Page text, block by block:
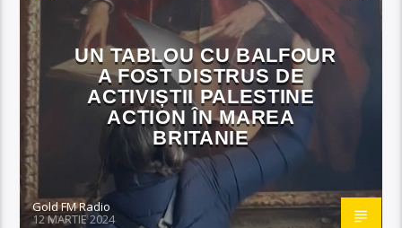
UN TABLOU CU BALFOUR
A FOST DISTRUS DE
ACTIVIȘTII PALESTINE
ACTION ÎN MAREA
BRITANIE
Gold FM Radio
12 MARTIE 2024